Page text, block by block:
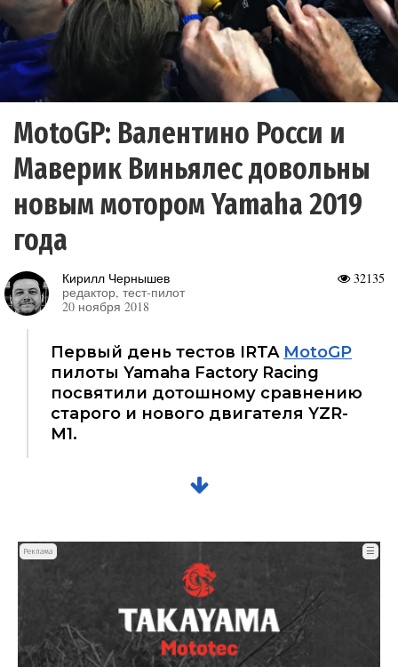
MotoGP: Валентино Росси и
Маверик Виньялес довольны
новым мотором Yamaha 2019
года
32135
Кирилл Чернышев
редактор, тест-пилот
20 ноября 2018
Первый день тестов IRTA MotoGP
пилоты Yamaha Factory Racing
посвятили дотошному сравнению
старого и нового двигателя YZR-
M1.
Реклама ☰